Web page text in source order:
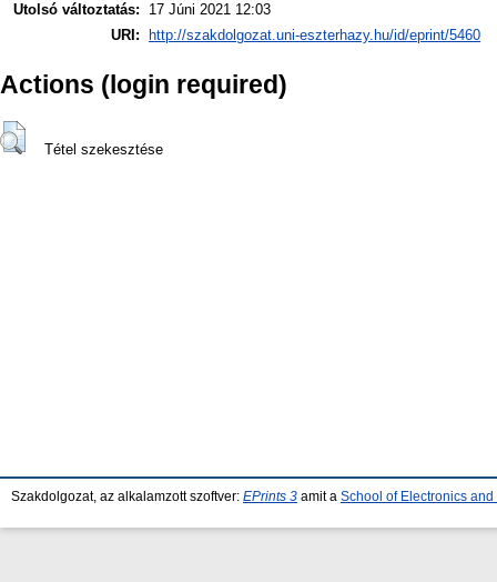
Utolsó változtatás:
17 Júni 2021 12:03
URI:
http://szakdolgozat.uni-eszterhazy.hu/id/eprint/5460
Actions (login required)
Tétel szekesztése
Szakdolgozat, az alkalamzott szoftver: EPrints 3 amit a School of Electronics